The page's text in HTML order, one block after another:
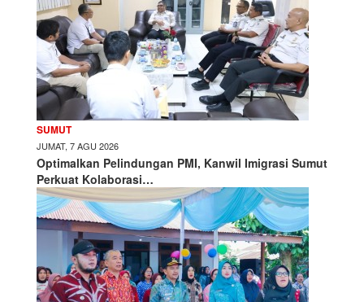
SUMUT
JUMAT, 7 AGU 2026
Optimalkan Pelindungan PMI, Kanwil Imigrasi Sumut
Perkuat Kolaborasi…